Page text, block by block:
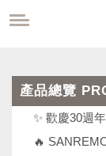
產品總覽
✨ 歡慶30週
🔥